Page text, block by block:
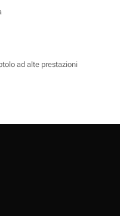
ad alte prestazioni